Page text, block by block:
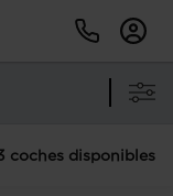
coches disponibles